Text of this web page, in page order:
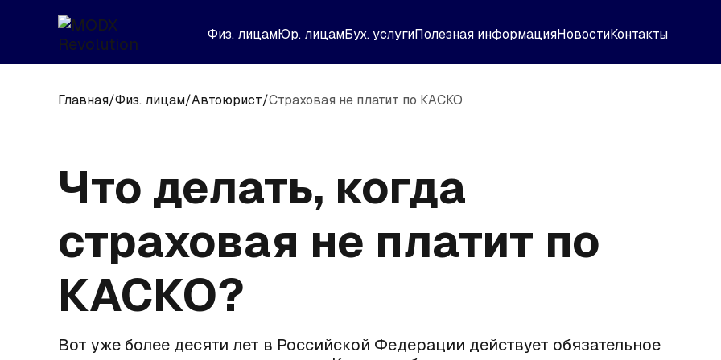
Физ. лицамЮр. лицамБух. услугиПолезная информацияНовостиКонтакты
Главная/Физ. лицам/Автоюрист/Страховая не платит по КАСКО
Что делать, когда
страховая не платит по
КАСКО?
Вот уже более десяти лет в Российской Федерации действует обязательное